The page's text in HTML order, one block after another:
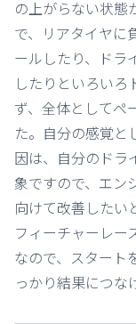
の上がらない状態
で、リアタイヤに
ールしたり、ドラ
したりといろい
ず、全体としてペ
た。自分の感覚と
因は、自分のドラ
象ですので、エン
向けて改善したい
フィーチャーレー
なので、スタート
っかり結果につな